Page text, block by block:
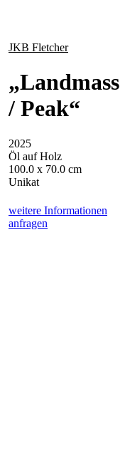
JKB Fletcher
„Landmass
/ Peak“
2025
Öl auf Holz
100.0 x 70.0 cm
Unikat
weitere Informationen
anfragen